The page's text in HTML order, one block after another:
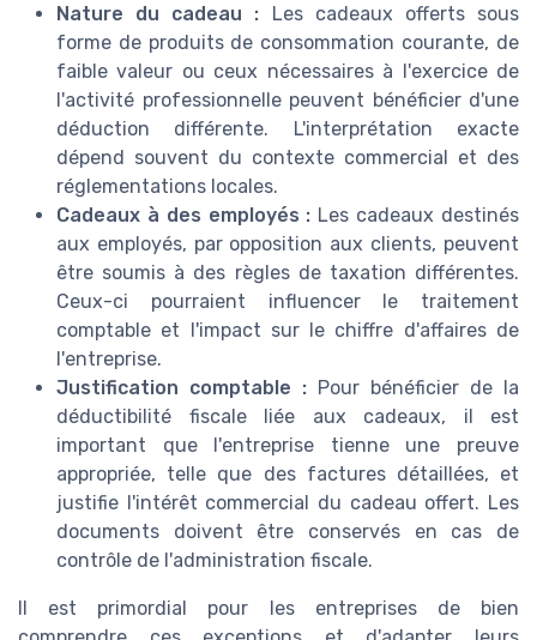
Nature du cadeau : Les cadeaux offerts sous
forme de produits de consommation courante, de
faible valeur ou ceux nécessaires à l'exercice de
l'activité professionnelle peuvent bénéficier d'une
déduction différente. L'interprétation exacte
dépend souvent du contexte commercial et des
réglementations locales.
Cadeaux à des employés : Les cadeaux destinés
aux employés, par opposition aux clients, peuvent
être soumis à des règles de taxation différentes.
Ceux-ci pourraient influencer le traitement
comptable et l'impact sur le chiffre d'affaires de
l'entreprise.
Justification comptable : Pour bénéficier de la
déductibilité fiscale liée aux cadeaux, il est
important que l'entreprise tienne une preuve
appropriée, telle que des factures détaillées, et
justifie l'intérêt commercial du cadeau offert. Les
documents doivent être conservés en cas de
contrôle de l'administration fiscale.
Il est primordial pour les entreprises de bien